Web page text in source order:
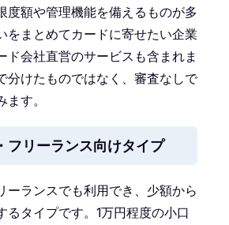
度額や管理機能を備えるものが多
をまとめてカードに寄せたい企業
ド会社直営のサービスも含まれま
分けたものではなく、審査なしで
す。
フリーランス向けタイプ
ーランスでも利用でき、少額から
るタイプです。1万円程度の小口